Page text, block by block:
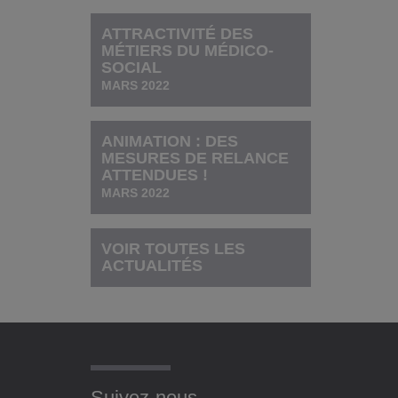
ATTRACTIVITÉ DES
MÉTIERS DU MÉDICO-
SOCIAL
MARS 2022
ANIMATION : DES
MESURES DE RELANCE
ATTENDUES !
MARS 2022
VOIR TOUTES LES
ACTUALITÉS